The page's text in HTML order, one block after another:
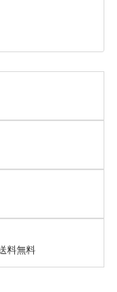
料無料